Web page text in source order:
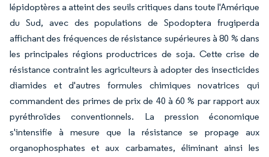
lépidoptères a atteint des seuils critiques dans toute l'Amérique
du Sud, avec des populations de Spodoptera frugiperda
affichant des fréquences de résistance supérieures à 80 % dans
les principales régions productrices de soja. Cette crise de
résistance contraint les agriculteurs à adopter des insecticides
diamides et d'autres formules chimiques novatrices qui
commandent des primes de prix de 40 à 60 % par rapport aux
pyréthroïdes conventionnels. La pression économique
s'intensifie à mesure que la résistance se propage aux
organophosphates et aux carbamates, éliminant ainsi les